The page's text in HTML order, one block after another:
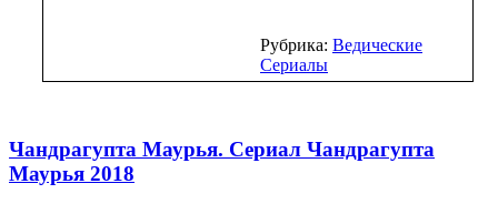
Рубрика: Ведические
Сериалы
Чандрагупта Маурья. Сериал Чандрагупта
Маурья 2018